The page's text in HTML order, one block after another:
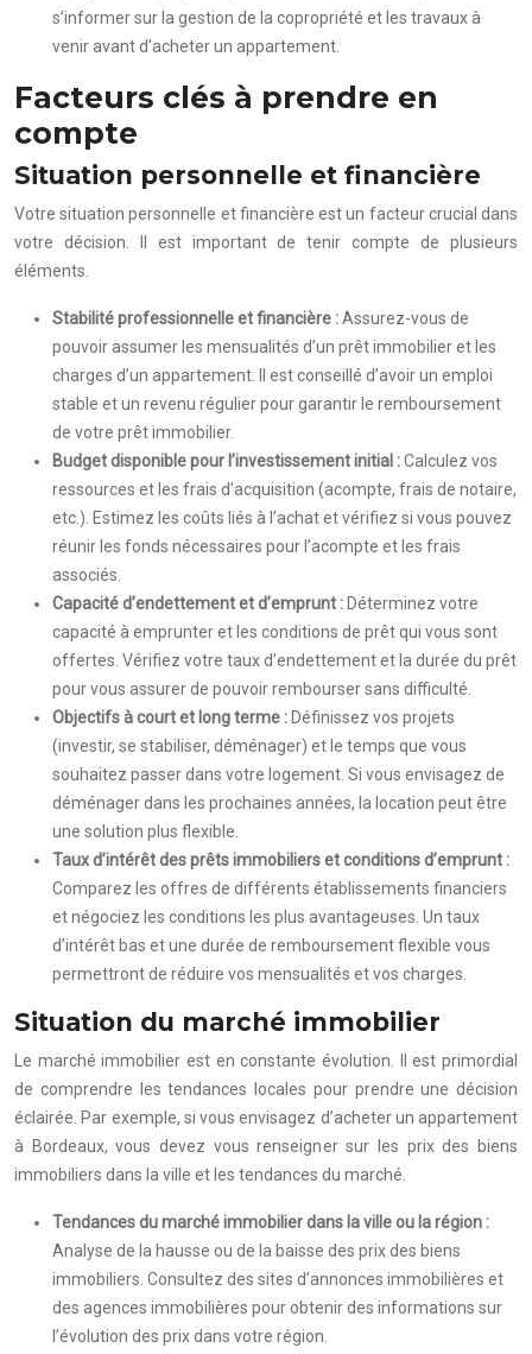
s’informer sur la gestion de la copropriété et les travaux à
venir avant d’acheter un appartement.
Facteurs clés à prendre en
compte
Situation personnelle et financière
Votre situation personnelle et financière est un facteur crucial dans
votre décision. Il est important de tenir compte de plusieurs
éléments.
Stabilité professionnelle et financière :Assurez-vous de
pouvoir assumer les mensualités d’un prêt immobilier et les
charges d’un appartement. Il est conseillé d’avoir un emploi
stable et un revenu régulier pour garantir le remboursement
de votre prêt immobilier.
Budget disponible pour l’investissement initial :Calculez vos
ressources et les frais d’acquisition (acompte, frais de notaire,
etc.). Estimez les coûts liés à l’achat et vérifiez si vous pouvez
réunir les fonds nécessaires pour l’acompte et les frais
associés.
Capacité d’endettement et d’emprunt : Déterminez votre
capacité à emprunter et les conditions de prêt qui vous sont
offertes. Vérifiez votre taux d’endettement et la durée du prêt
pour vous assurer de pouvoir rembourser sans difficulté.
Objectifs à court et long terme : Définissez vos projets
(investir, se stabiliser, déménager) et le temps que vous
souhaitez passer dans votre logement. Si vous envisagez de
déménager dans les prochaines années, la location peut être
une solution plus flexible.
Taux d’intérêt des prêts immobiliers et conditions d’emprunt :
Comparez les offres de différents établissements financiers
et négociez les conditions les plus avantageuses. Un taux
d’intérêt bas et une durée de remboursement flexible vous
permettront de réduire vos mensualités et vos charges.
Situation du marché immobilier
Le marché immobilier est en constante évolution. Il est primordial
de comprendre les tendances locales pour prendre une décision
éclairée. Par exemple, si vous envisagez d’acheter un appartement
à Bordeaux, vous devez vous renseigner sur les prix des biens
immobiliers dans la ville et les tendances du marché.
Tendances du marché immobilier dans la ville ou la région :
Analyse de la hausse ou de la baisse des prix des biens
immobiliers. Consultez des sites d’annonces immobilières et
des agences immobilières pour obtenir des informations sur
l’évolution des prix dans votre région.